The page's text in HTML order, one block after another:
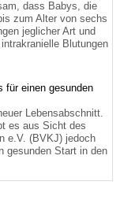
dass Babys, die
zum Alter von sechs
jeglicher Art und
Blutungen
für einen gesunden
Lebensabschnitt.
es aus Sicht des
e.V. (BVKJ) jedoch
gesunden Start in den